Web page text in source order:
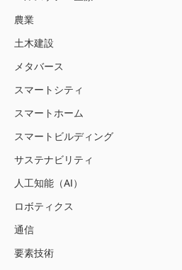
農業
土木建設
メタバース
スマートシティ
スマートホーム
スマートビルディング
サステナビリティ
人工知能（AI）
ロボティクス
通信
要素技術